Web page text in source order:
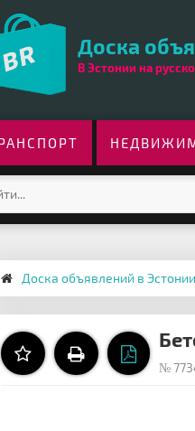
Доска
В Эстонии на
Доска объявлений в Эстонии
№